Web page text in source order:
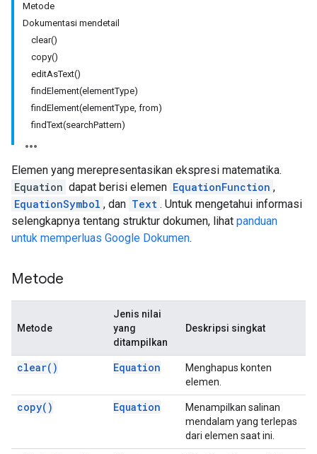
Metode
Dokumentasi mendetail
clear()
copy()
editAsText()
findElement(elementType)
findElement(elementType, from)
findText(searchPattern)
Elemen yang merepresentasikan ekspresi matematika.
Equation dapat berisi elemen EquationFunction ,
EquationSymbol , dan Text . Untuk mengetahui informasi
selengkapnya tentang struktur dokumen, lihat panduan
untuk memperluas Google Dokumen.
Metode
Metode
Jenis nilai
yang
ditampilkan
Deskripsi singkat
clear( ) Equation
Menghapus konten
elemen.
copy( ) Equation
Menampilkan salinan
mendalam yang terlepas
dari elemen saat ini.